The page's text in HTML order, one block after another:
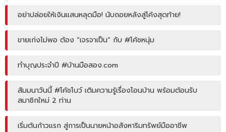
อย่าปล่อยให้เงินแสนหลุดมือ! นับถอยหลังสู่โค้งสุดท้าย!
ขายเก่งไม่พอ ต้อง “เจรจาเป็น” กับ #โค้ชหนุ่ม
ทำบุญประจำปี #บ้านมือสอง.com
สัมมนาวันนี้ #โค้ชโบว์ เติมความรู้เรื่องโอนบ้าน พร้อมต้อนรับ
สมาชิกใหม่ 2 ท่าน
เริ่มต้นก้าวแรก สู่การเป็นนายหน้าอสังหาริมทรัพย์มืออาชีพ